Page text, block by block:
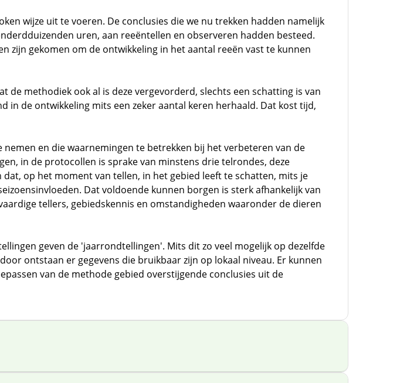
wijze uit te voeren. De conclusies die we nu trekken hadden namelijk
uren, aan reeëntellen en observeren hadden besteed.
zijn gekomen om de ontwikkeling in het aantal reeën vast te kunnen
de methodiek ook al is deze vergevorderd, slechts een schatting is van
in de ontwikkeling mits een zeker aantal keren herhaald. Dat kost tijd,
en die waarnemingen te betrekken bij het verbeteren van de
in de protocollen is sprake van minstens drie telrondes, deze
op het moment van tellen, in het gebied leeft te schatten, mits je
Dat voldoende kunnen borgen is sterk afhankelijk van
tellers, gebiedskennis en omstandigheden waaronder de dieren
geven de 'jaarrondtellingen'. Mits dit zo veel mogelijk op dezelfde
ontstaan er gegevens die bruikbaar zijn op lokaal niveau. Er kunnen
van de methode gebied overstijgende conclusies uit de